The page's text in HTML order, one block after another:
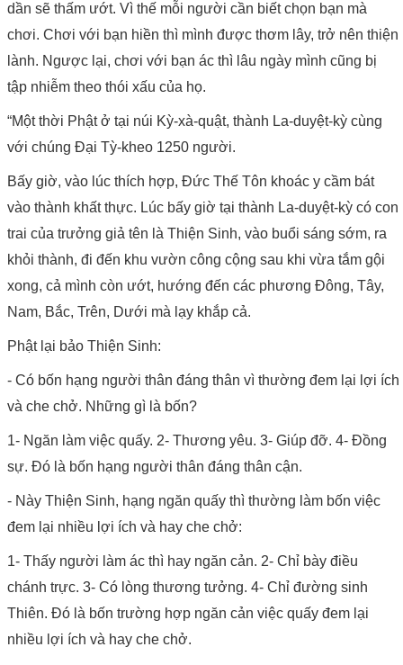
dần sẽ thấm ướt. Vì thế mỗi người cần biết chọn bạn mà
chơi. Chơi với bạn hiền thì mình được thơm lây, trở nên thiện
lành. Ngược lại, chơi với bạn ác thì lâu ngày mình cũng bị
tập nhiễm theo thói xấu của họ.
“Một thời Phật ở tại núi Kỳ-xà-quật, thành La-duyệt-kỳ cùng
với chúng Đại Tỳ-kheo 1250 người.
Bấy giờ, vào lúc thích hợp, Ðức Thế Tôn khoác y cầm bát
vào thành khất thực. Lúc bấy giờ tại thành La-duyệt-kỳ có con
trai của trưởng giả tên là Thiện Sinh, vào buổi sáng sớm, ra
khỏi thành, đi đến khu vườn công cộng sau khi vừa tắm gội
xong, cả mình còn ướt, hướng đến các phương Đông, Tây,
Nam, Bắc, Trên, Dưới mà lạy khắp cả.
Phật lại bảo Thiện Sinh:
- Có bốn hạng người thân đáng thân vì thường đem lại lợi ích
và che chở. Những gì là bốn?
1- Ngăn làm việc quấy. 2- Thương yêu. 3- Giúp đỡ. 4- Đồng
sự. Đó là bốn hạng người thân đáng thân cận.
- Này Thiện Sinh, hạng ngăn quấy thì thường làm bốn việc
đem lại nhiều lợi ích và hay che chở:
1- Thấy người làm ác thì hay ngăn cản. 2- Chỉ bày điều
chánh trực. 3- Có lòng thương tưởng. 4- Chỉ đường sinh
Thiên. Đó là bốn trường hợp ngăn cản việc quấy đem lại
nhiều lợi ích và hay che chở.